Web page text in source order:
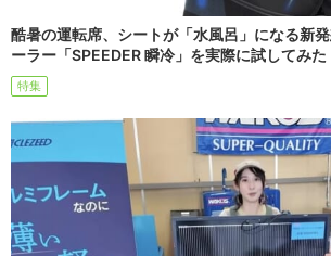
酷暑の運転席、シートが「水風呂」になる新
ーラー「SPEEDER 瞬冷」を実際に試してみた
特集